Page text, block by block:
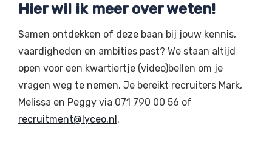
Hier wil ik meer over weten!
Samen ontdekken of deze baan bij jouw kennis,
vaardigheden en ambities past? We staan altijd
open voor een kwartiertje (video)bellen om je
vragen weg te nemen. Je bereikt recruiters Mark,
Melissa en Peggy via 071 790 00 56 of
recruitment@lyceo.nl.